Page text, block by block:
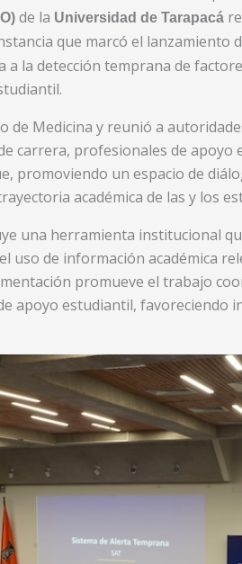
de la Universidad de Tarapacá
que marcó el lanzamiento
la detección temprana de
de Medicina y reunió a
carrera, profesionales de apoyo
promoviendo un espacio de
académica de las y los
una herramienta institucional
uso de información académica
promueve el trabajo
apoyo estudiantil, favoreciendo